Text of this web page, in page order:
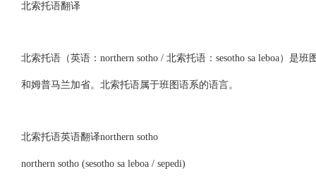
北索托语翻译
北索托语（英语：northern sotho / 北索托语：sesotho sa leboa）
和姆普马兰加省。北索托语属于班图语系的语言。
北索托语英语翻译northern sotho
northern sotho (sesotho sa leboa / sepedi)